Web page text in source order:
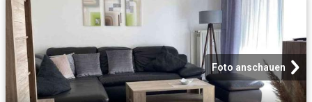
Foto anschauen